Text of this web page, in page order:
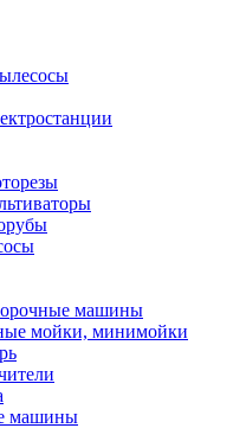
машины
мойки, минимойки
машины